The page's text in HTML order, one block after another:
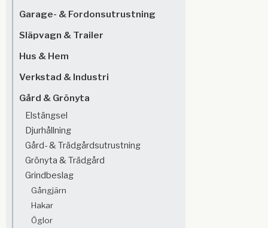
Garage- & Fordonsutrustning
Släpvagn & Trailer
Hus & Hem
Verkstad & Industri
Gård & Grönyta
Elstängsel
Djurhållning
Gård- & Trädgårdsutrustning
Grönyta & Trädgård
Grindbeslag
Gångjärn
Hakar
Öglor